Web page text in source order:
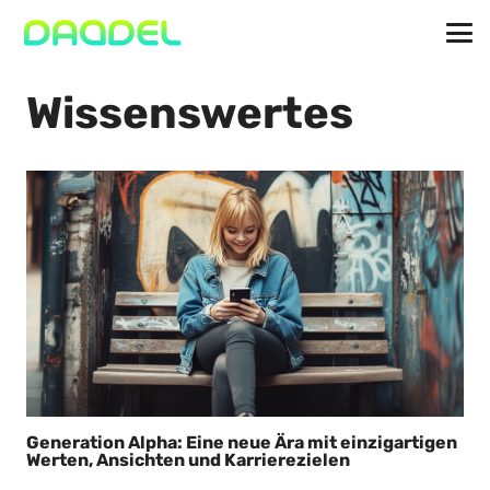
Wissenswertes
Generation Alpha: Eine neue Ära mit einzigartigen
Werten, Ansichten und Karrierezielen